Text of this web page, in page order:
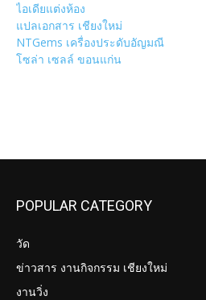
ไอเดียแต่งห้อง
แปลเอกสาร เชียงใหม่
NTGems เครื่องประดับอัญมณี
โซล่า เซลล์ ขอนแก่น
POPULAR CATEGORY
วัด
ข่าวสาร งานกิจกรรม เชียงใหม่
งานวิ่ง